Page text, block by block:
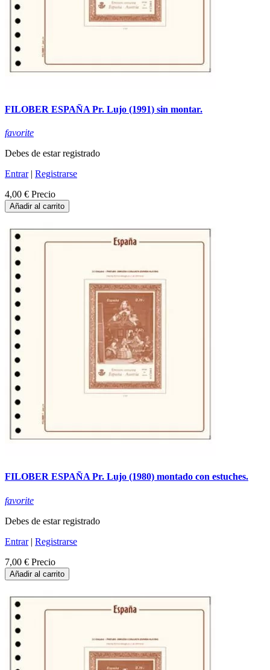
FILOBER ESPAÑA Pr. Lujo (1991) sin montar.
favorite
Debes de estar registrado
Entrar| Registrarse
4,00 € Precio
Añadir al carrito
FILOBER ESPAÑA Pr. Lujo (1980) montado con estuches.
favorite
Debes de estar registrado
Entrar| Registrarse
7,00 € Precio
Añadir al carrito